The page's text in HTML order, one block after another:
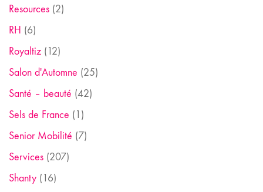
Resources (2)
RH (6)
Royaltiz (12)
Salon d'Automne (25)
Santé – beauté (42)
Sels de France (1)
Senior Mobilité (7)
Services (207)
Shanty (16)